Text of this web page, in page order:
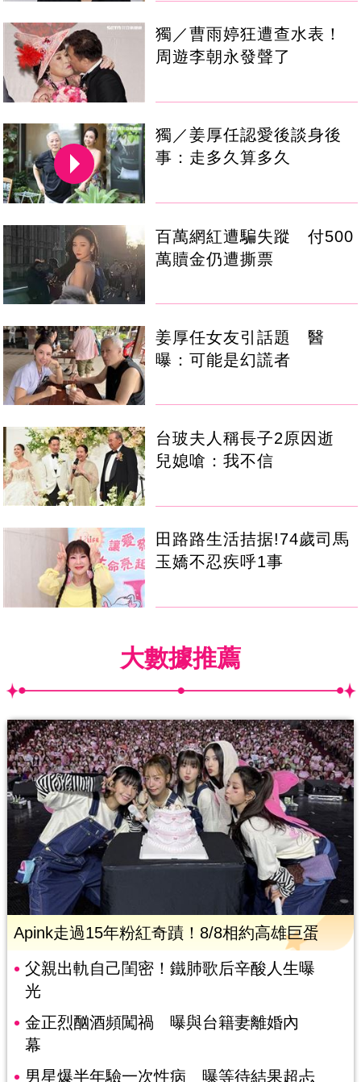
獨／曹雨婷狂遭查水表！
周遊李朝永發聲了
獨／姜厚任認愛後談身後
事：走多久算多久
百萬網紅遭騙失蹤 付500
萬贖金仍遭撕票
姜厚任女友引話題 醫
曝：可能是幻謊者
台玻夫人稱長子2原因逝
兒媳嗆：我不信
田路路生活拮据!74歲司馬
玉嬌不忍疾呼1事
大數據推薦
Apink走過15年粉紅奇蹟！8/8相約高雄巨蛋
父親出軌自己閨密！鐵肺歌后辛酸人生曝
光
金正烈酗酒頻闖禍 曝與台籍妻離婚內
幕
男星爆半年驗一次性病 曝等待結果超忐